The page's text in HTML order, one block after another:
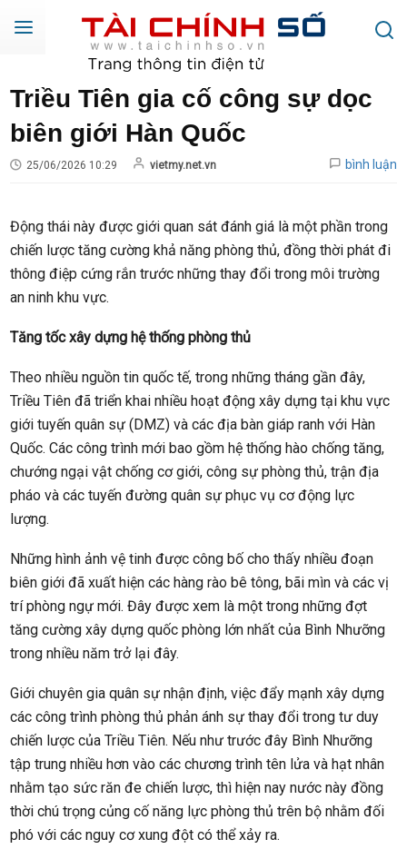
Triều Tiên gia cố công sự dọc
biên giới Hàn Quốc
25/06/2026 10:29 vietmy.net.vn bình luận
Động thái này được giới quan sát đánh giá là một phần trong
chiến lược tăng cường khả năng phòng thủ, đồng thời phát đi
thông điệp cứng rắn trước những thay đổi trong môi trường
an ninh khu vực.
Tăng tốc xây dựng hệ thống phòng thủ
Theo nhiều nguồn tin quốc tế, trong những tháng gần đây,
Triều Tiên đã triển khai nhiều hoạt động xây dựng tại khu vực
giới tuyến quân sự (DMZ) và các địa bàn giáp ranh với Hàn
Quốc. Các công trình mới bao gồm hệ thống hào chống tăng,
chướng ngại vật chống cơ giới, công sự phòng thủ, trận địa
pháo và các tuyến đường quân sự phục vụ cơ động lực
lượng.
Những hình ảnh vệ tinh được công bố cho thấy nhiều đoạn
biên giới đã xuất hiện các hàng rào bê tông, bãi mìn và các vị
trí phòng ngự mới. Đây được xem là một trong những đợt
tăng cường xây dựng quốc phòng lớn nhất của Bình Nhưỡng
trong nhiều năm trở lại đây.
Giới chuyên gia quân sự nhận định, việc đẩy mạnh xây dựng
các công trình phòng thủ phản ánh sự thay đổi trong tư duy
chiến lược của Triều Tiên. Nếu như trước đây Bình Nhưỡng
tập trung nhiều hơn vào các chương trình tên lửa và hạt nhân
nhằm tạo sức răn đe chiến lược, thì hiện nay nước này đồng
thời chú trọng củng cố năng lực phòng thủ trên bộ nhằm đối
phó với các nguy cơ xung đột có thể xảy ra.